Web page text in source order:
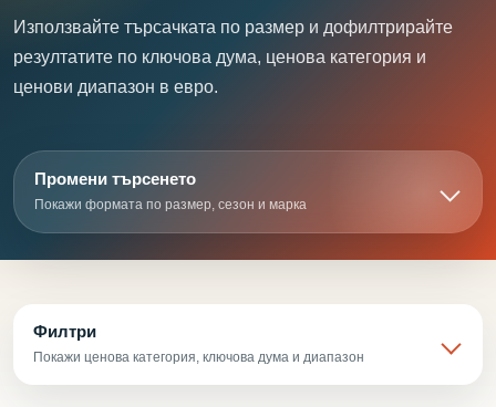
Използвайте търсачката по размер и дофилтрирайте
резултатите по ключова дума, ценова категория и
ценови диапазон в евро.
Промени търсенето
Покажи формата по размер, сезон и марка
Филтри
Покажи ценова категория, ключова дума и диапазон